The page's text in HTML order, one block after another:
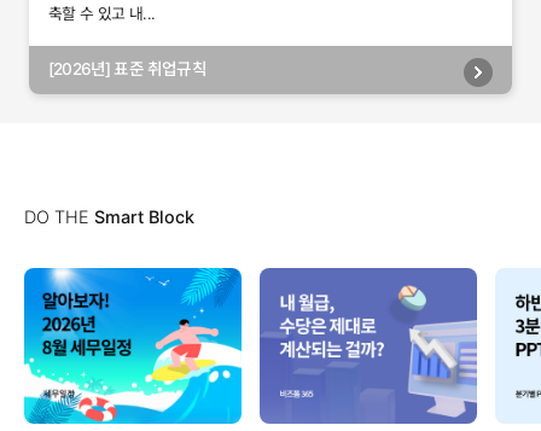
축할 수 있고 내...
[2026년] 표준 취업규칙
DO THE Smart Block